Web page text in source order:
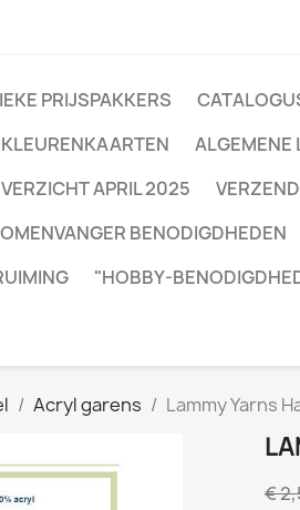
PRIJSPAKKERS
ALGEMENE
APRIL 2025
BENODIGDHEDEN
"HOBBY-
Acryl garens Lammy Yarns
€